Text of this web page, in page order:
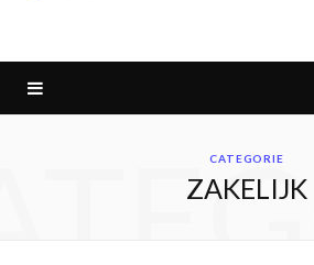
CATEGORIE
ZAKELIJK